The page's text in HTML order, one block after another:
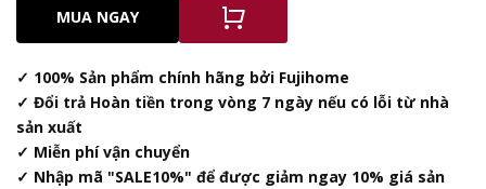
MUA NGAY
✓ 100% Sản phẩm chính hãng bởi Fujihome
✓ Đổi trả Hoàn tiền trong vòng 7 ngày nếu có lỗi từ nhà
sản xuất
✓ Miễn phí vận chuyển
✓ Nhập mã "SALE10%" để được giảm ngay 10% giá sản